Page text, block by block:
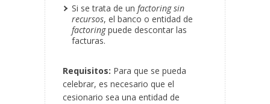
Si se trata de un factoring sin
recursos, el banco o entidad de
factoringpuede descontar las
facturas.
Requisitos: Para que se pueda
celebrar, es necesario que el
cesionario sea una entidad de